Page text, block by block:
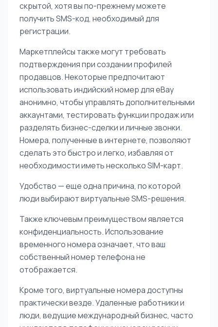
скрытой, хотя вы по-прежнему можете
получить SMS-код, необходимый для
регистрации.
Маркетплейсы также могут требовать
подтверждения при создании профилей
продавцов. Некоторые предпочитают
использовать индийский номер для eBay
анонимно, чтобы управлять дополнительными
аккаунтами, тестировать функции продаж или
разделять бизнес-сделки и личные звонки.
Номера, полученные в интернете, позволяют
сделать это быстро и легко, избавляя от
необходимости иметь несколько SIM-карт.
Удобство — еще одна причина, по которой
люди выбирают виртуальные SMS-решения.
Также ключевым преимуществом является
конфиденциальность. Использование
временного номера означает, что ваш
собственный номер телефона не
отображается.
Кроме того, виртуальные номера доступны
практически везде. Удаленные работники и
люди, ведущие международный бизнес, часто